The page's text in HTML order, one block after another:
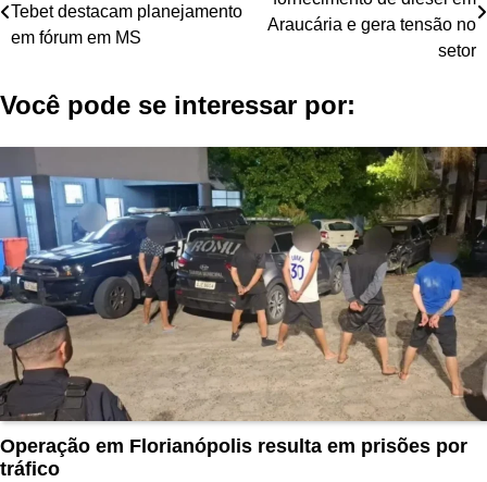
de
Tebet destacam planejamento
em fórum em MS
Araucária e gera tensão no
setor
Você pode se interessar por:
Operação em Florianópolis resulta em prisões por
tráfico